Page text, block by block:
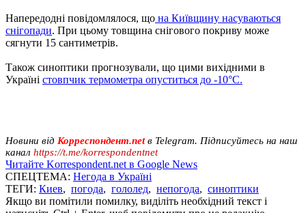
Напередодні повідомлялося, що на Київщину насуваються
снігопади. При цьому товщина снігового покриву може
сягнути 15 сантиметрів.
Також синоптики прогнозували, що цими вихідними в
Україні стовпчик термометра опуститься до -10°С.
Новини від Корреспондент.netв Telegram. Підписуйтесь на наш
канал https://t.me/korrespondentnet
Читайте Korrespondent.net в Google News
СПЕЦТЕМА: Негода в Україні
ТЕГИ: Киев, погода, гололед, непогода, синоптики
Якщо ви помітили помилку, виділіть необхідний текст і